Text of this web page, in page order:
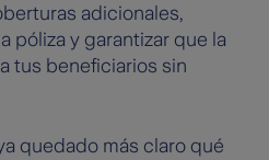
adicionales,
póliza y garantizar que la
tus beneficiarios sin
quedado más claro qué